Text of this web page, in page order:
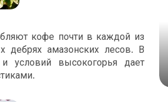
кофе почти в каждой из
амазонских лесов. В
условий высокогорья дает